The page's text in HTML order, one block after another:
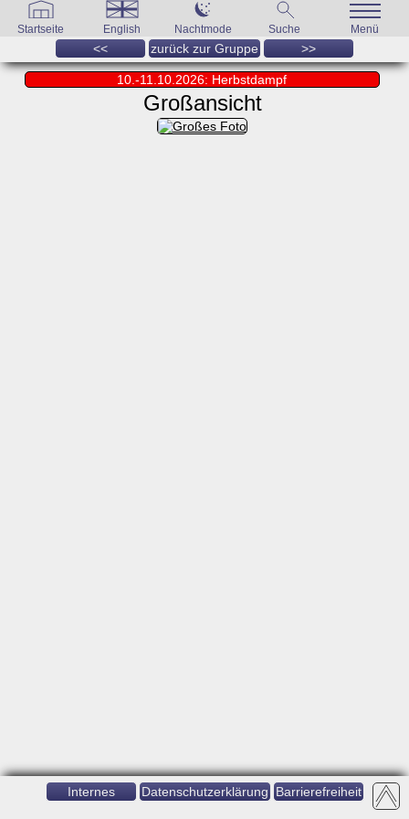
Startseite English Nachtmode Suche Menü
<< zurück zur Gruppe >>
10.-11.10.2026: Herbstdampf
Großansicht
Internes Datenschutzerklärung Barrierefreiheit